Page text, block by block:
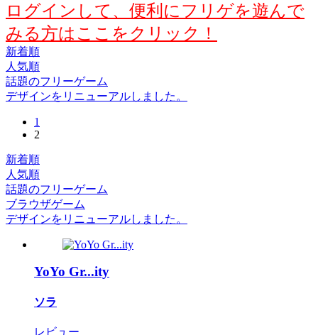
ログインして、便利にフリゲを遊んで
みる方はここをクリック！
新着順
人気順
話題のフリーゲーム
デザインをリニューアルしました。
1
2
新着順
人気順
話題のフリーゲーム
ブラウザゲーム
デザインをリニューアルしました。
YoYo Gr...ity
ソラ
レビュー